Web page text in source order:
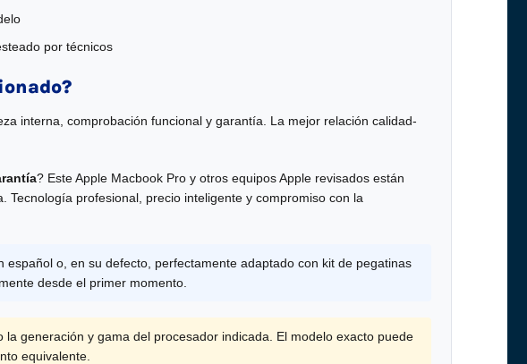
por técnicos
interna, comprobación funcional y garantía. La mejor relación calidad-
? Este Apple Macbook Pro y otros equipos Apple revisados están
profesional, precio inteligente y compromiso con la
español o, en su defecto, perfectamente adaptado con kit de pegatinas
desde el primer momento.
la generación y gama del procesador indicada. El modelo exacto puede
equivalente.